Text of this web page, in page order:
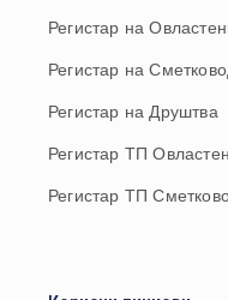
Регистар на
Регистар на
Регистар на Друштва
Регистар ТП
Регистар ТП